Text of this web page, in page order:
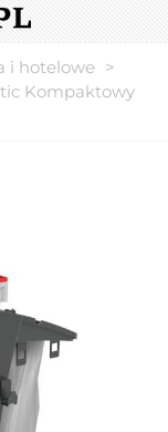
i hotelowe >
Kompaktowy